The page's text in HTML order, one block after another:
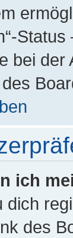
bei der
ich
dich
des